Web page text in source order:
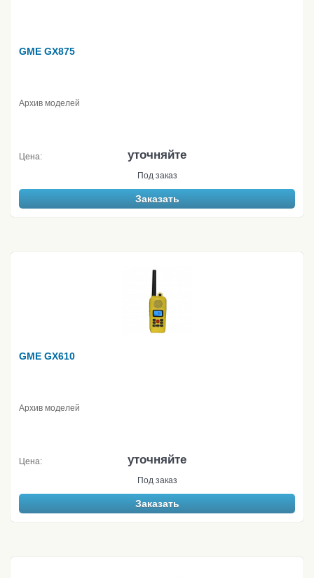
GME GX875
Архив моделей
Цена: уточняйте
Под заказ
Заказать
GME GX610
Архив моделей
Цена: уточняйте
Под заказ
Заказать